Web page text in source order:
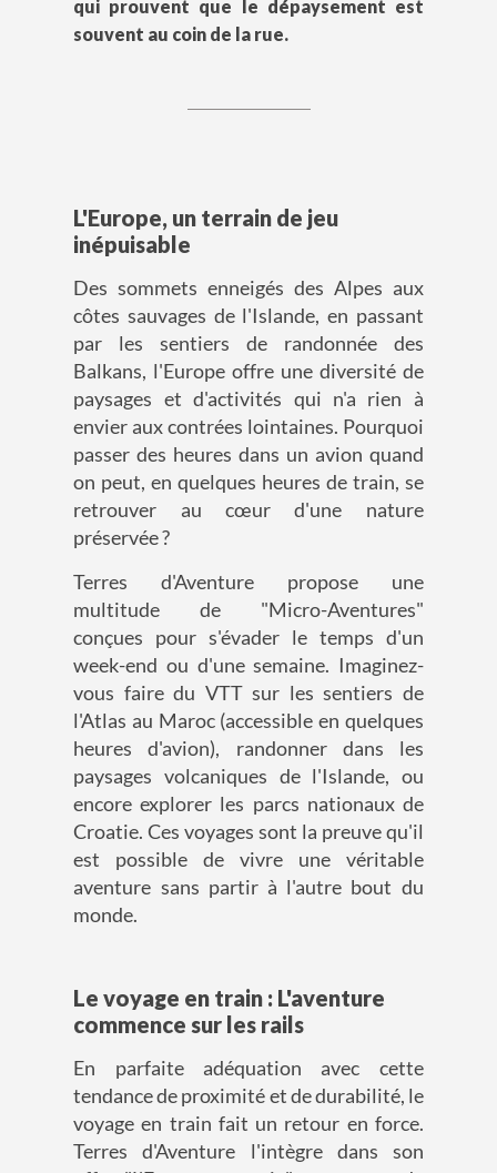
qui prouvent que le dépaysement est
souvent au coin de la rue.
L'Europe, un terrain de jeu
inépuisable
Des sommets enneigés des Alpes aux
côtes sauvages de l'Islande, en passant
par les sentiers de randonnée des
Balkans, l'Europe offre une diversité de
paysages et d'activités qui n'a rien à
envier aux contrées lointaines. Pourquoi
passer des heures dans un avion quand
on peut, en quelques heures de train, se
retrouver au cœur d'une nature
préservée ?
Terres d'Aventure propose une
multitude de "Micro-Aventures"
conçues pour s'évader le temps d'un
week-end ou d'une semaine. Imaginez-
vous faire du VTT sur les sentiers de
l'Atlas au Maroc (accessible en quelques
heures d'avion), randonner dans les
paysages volcaniques de l'Islande, ou
encore explorer les parcs nationaux de
Croatie. Ces voyages sont la preuve qu'il
est possible de vivre une véritable
aventure sans partir à l'autre bout du
monde.
Le voyage en train : L'aventure
commence sur les rails
En parfaite adéquation avec cette
tendance de proximité et de durabilité, le
voyage en train fait un retour en force.
Terres d'Aventure l'intègre dans son